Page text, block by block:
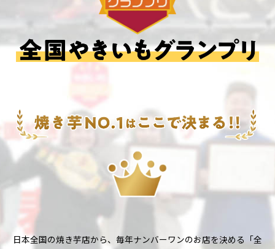
日本全国の焼き芋店から、毎年ナンバーワンのお店を決める「全